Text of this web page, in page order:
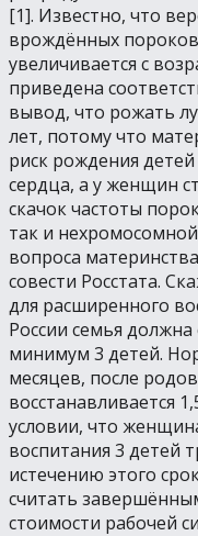
[1]. Известно, что
врождённых
увеличивается с
приведена
вывод, что рожать
лет, потому что
риск рождения
сердца, а у женщин
скачок частоты
так и
вопроса
совести Росстата.
для расширенного
России семья должна
минимум 3 детей.
месяцев, после
восстанавливается
условии, что
воспитания 3 детей
истечению этого
считать
стоимости рабочей